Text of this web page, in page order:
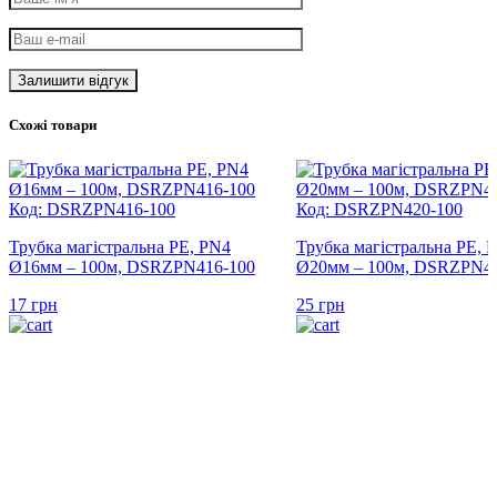
Схожі товари
Код: DSRZPN416-100
Трубка магістральна PE, PN4
Ø16мм – 100м, DSRZPN416-100
17 грн
Код: DSRZPN420-100
Трубка магістральна PE,
Ø20мм – 100м,
25 грн